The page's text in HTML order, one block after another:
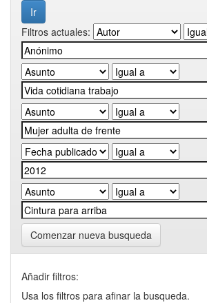
Filtros actuales:
Comenzar nueva busqueda
Añadir filtros:
Usa los filtros para afinar la busqueda.